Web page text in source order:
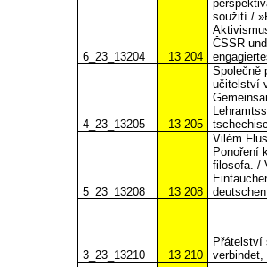
6_23_13204 13 204
soužití /
ČSSR
4_23_13205 13 205
Společně
učitelství
5_23_13208 13 208
Vilém
Ponoření
filosofa. /
3_23_13210 13 210
Přátelství
verbindet,